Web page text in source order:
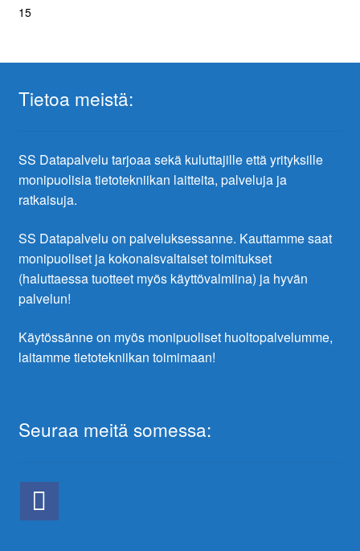
Tietoa meistä:
SS Datapalvelu tarjoaa sekä kuluttajille että yrityksille
monipuolisia tietotekniikan laitteita, palveluja ja
ratkaisuja.
SS Datapalvelu on palveluksessanne. Kauttamme saat
monipuoliset ja kokonaisvaltaiset toimitukset
(haluttaessa tuotteet myös käyttövalmiina) ja hyvän
palvelun!
Käytössänne on myös monipuoliset huoltopalvelumme,
laitamme tietotekniikan toimimaan!
Seuraa meitä somessa: